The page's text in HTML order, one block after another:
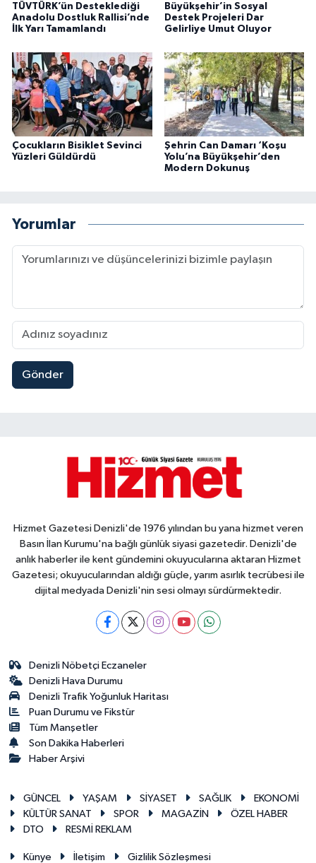
TÜVTÜRK’ün Desteklediği
Anadolu Dostluk Rallisi’nde
İlk Yarı Tamamlandı
Büyükşehir’in Sosyal
Destek Projeleri Dar
Gelirliye Umut Oluyor
Çocukların Bisiklet Sevinci
Yüzleri Güldürdü
Şehrin Can Damarı ‘Koşu
Yolu’na Büyükşehir’den
Modern Dokunuş
Yorumlar
Gönder
Hizmet Gazetesi Denizli'de 1976 yılından bu yana hizmet veren
Basın İlan Kurumu'na bağlı günlük siyasi gazetedir. Denizli'de
anlık haberler ile kent gündemini okuyucularına aktaran Hizmet
Gazetesi; okuyucularından aldığı güçle, yarım asırlık tecrübesi ile
dijital medyada Denizli'nin sesi olmayı sürdürmektedir.
Denizli Nöbetçi Eczaneler
Denizli Hava Durumu
Denizli Trafik Yoğunluk Haritası
Puan Durumu ve Fikstür
Tüm Manşetler
Son Dakika Haberleri
Haber Arşivi
GÜNCEL YAŞAM SİYASET SAĞLIK
EKONOMİ
KÜLTÜR SANAT
SPOR MAGAZİN
ÖZEL HABER
DTO
RESMİ REKLAM
Künye İletişim Gizlilik Sözleşmesi